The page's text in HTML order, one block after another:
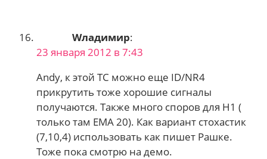
Wладимир:
23 января 2012 в 7:43
Andy, к этой ТС можно еще ID/NR4
прикрутить тоже хорошие сигналы
получаются. Также много споров для Н1 (
только там ЕМА 20). Как вариант стохастик
(7,10,4) использовать как пишет Рашке.
Тоже пока смотрю на демо.